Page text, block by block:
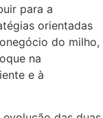
para a
orientadas
do milho,
na
e à